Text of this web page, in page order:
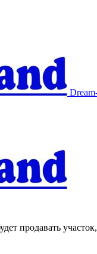
продавать